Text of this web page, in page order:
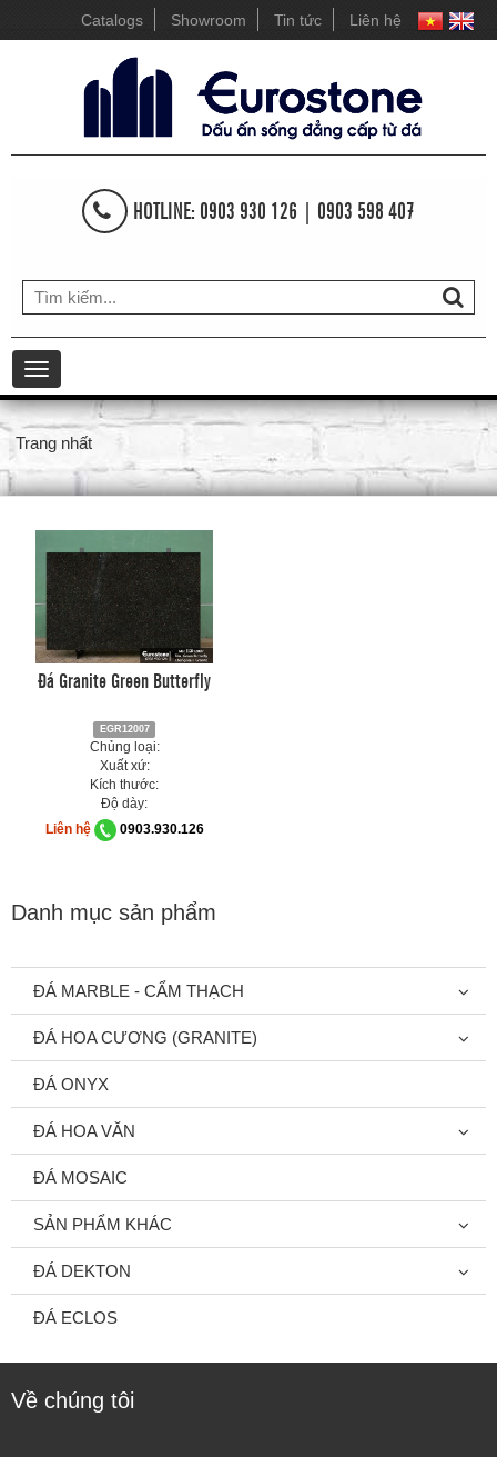
Catalogs Showroom Tin tức Liên hệ
HOTLINE: 0903 930 126 | 0903 598 407
Toggle
navigation
Trang nhất
Đá Granite Green Butterfly
EGR12007
Chủng loại:
Xuất xứ:
Kích thước:
Độ dày:
Liên hệ
0903.930.126
Danh mục sản phẩm
ĐÁ MARBLE - CẨM THẠCH
ĐÁ HOA CƯƠNG (GRANITE)
ĐÁ ONYX
ĐÁ HOA VĂN
ĐÁ MOSAIC
SẢN PHẨM KHÁC
ĐÁ DEKTON
ĐÁ ECLOS
Về chúng tôi